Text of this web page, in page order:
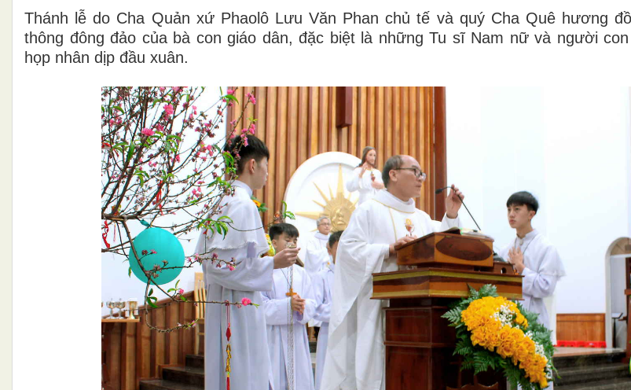
Thánh lễ do Cha Quản xứ Phaolô Lưu Văn Phan chủ tế và quý Cha Quê hương
thông đông đảo của bà con giáo dân, đặc biệt là những Tu sĩ Nam nữ và người
họp nhân dịp đầu xuân.